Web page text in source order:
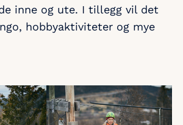
inne og ute. I tillegg vil det
hobbyaktiviteter og mye